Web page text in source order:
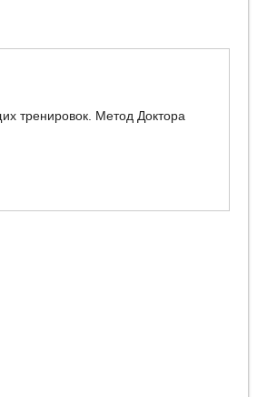
тренировок. Метод Доктора